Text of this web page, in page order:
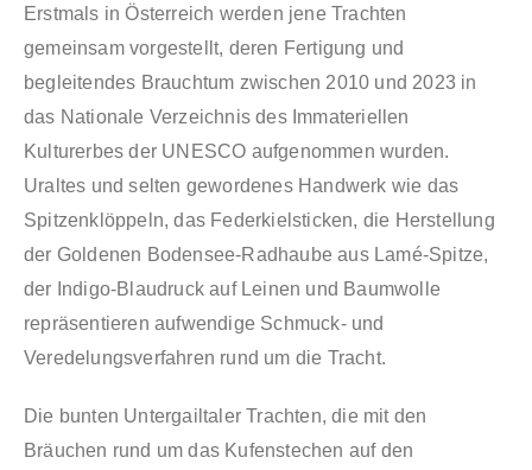
Erstmals in Österreich werden jene Trachten
gemeinsam vorgestellt, deren Fertigung und
begleitendes Brauchtum zwischen 2010 und 2023 in
das Nationale Verzeichnis des Immateriellen
Kulturerbes der UNESCO aufgenommen wurden.
Uraltes und selten gewordenes Handwerk wie das
Spitzenklöppeln, das Federkielsticken, die Herstellung
der Goldenen Bodensee-Radhaube aus Lamé-Spitze,
der Indigo-Blaudruck auf Leinen und Baumwolle
repräsentieren aufwendige Schmuck- und
Veredelungsverfahren rund um die Tracht.
Die bunten Untergailtaler Trachten, die mit den
Bräuchen rund um das Kufenstechen auf den